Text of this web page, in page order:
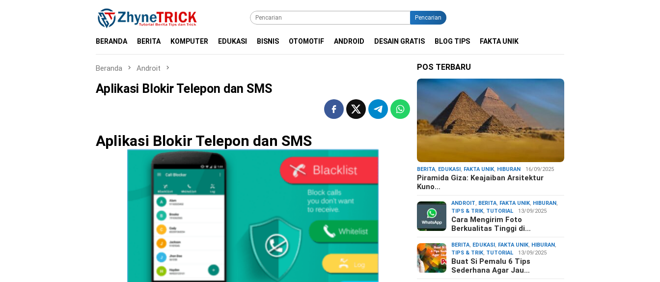
Pencarian
BERANDA BERITA KOMPUTER EDUKASI BISNIS OTOMOTIF ANDROID DESAIN GRATIS BLOG TIPS FAKTA UNIK
Beranda Androit
Aplikasi Blokir Telepon dan SMS
Aplikasi Blokir Telepon dan SMS
POS TERBARU
BERITA, EDUKASI, FAKTA UNIK, HIBURAN 16/09/2025
Piramida Giza: Keajaiban Arsitektur
Kuno…
ANDROIT, BERITA, FAKTA UNIK, HIBURAN,
TIPS & TRIK, TUTORIAL 13/09/2025
Cara Mengirim Foto
Berkualitas Tinggi di…
BERITA, EDUKASI, FAKTA UNIK, HIBURAN,
TIPS & TRIK, TUTORIAL 13/09/2025
Buat Si Pemalu 6 Tips
Sederhana Agar Jau…